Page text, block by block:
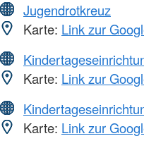
Jugendrotkreuz
Karte: Link zur
Karte: Link zur
Karte: Link zur